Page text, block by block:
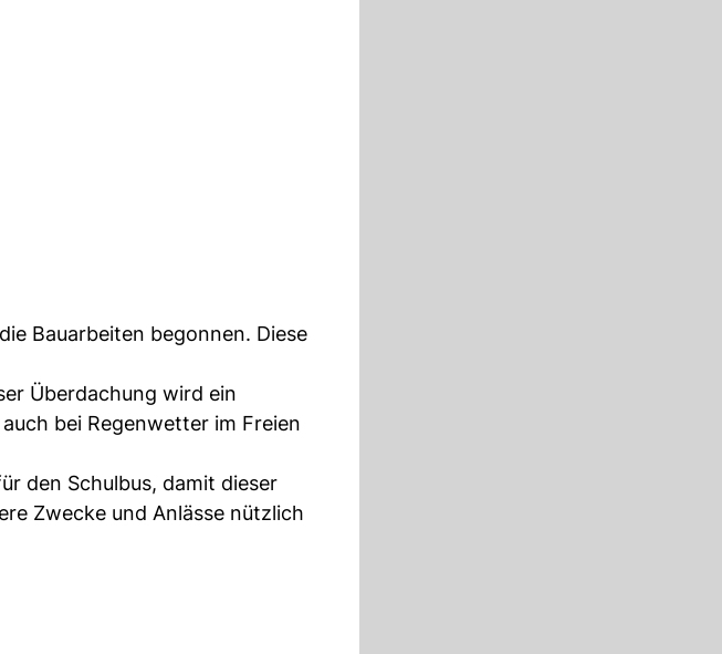
Bauarbeiten begonnen. Diese
Überdachung wird ein
bei Regenwetter im Freien
den Schulbus, damit dieser
Zwecke und Anlässe nützlich